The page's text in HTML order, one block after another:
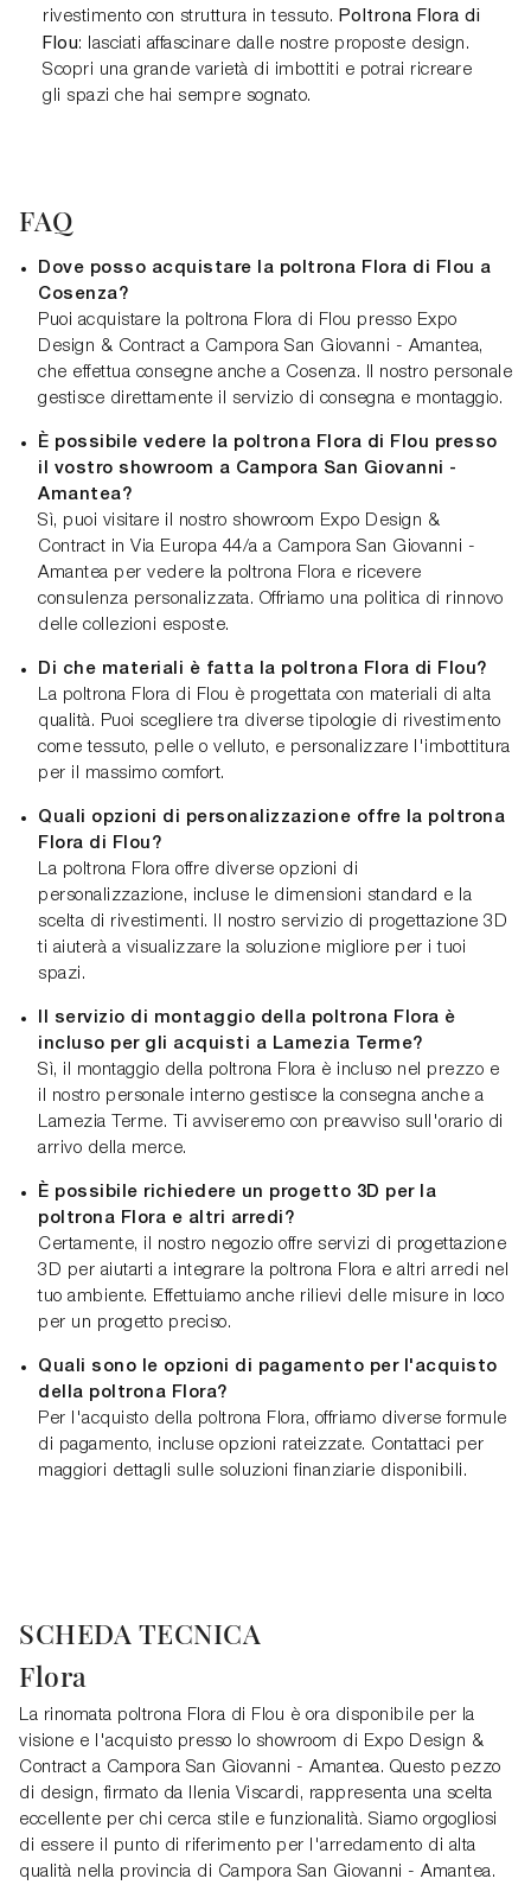
rivestimento con struttura in tessuto. Poltrona Flora di
Flou: lasciati affascinare dalle nostre proposte design.
Scopri una grande varietà di imbottiti e potrai ricreare
gli spazi che hai sempre sognato.
FAQ
Dove posso acquistare la poltrona Flora di Flou a
Cosenza?
Puoi acquistare la poltrona Flora di Flou presso Expo
Design & Contract a Campora San Giovanni - Amantea,
che effettua consegne anche a Cosenza. Il nostro personale
gestisce direttamente il servizio di consegna e montaggio.
È possibile vedere la poltrona Flora di Flou presso
il vostro showroom a Campora San Giovanni -
Amantea?
Sì, puoi visitare il nostro showroom Expo Design &
Contract in Via Europa 44/a a Campora San Giovanni -
Amantea per vedere la poltrona Flora e ricevere
consulenza personalizzata. Offriamo una politica di rinnovo
delle collezioni esposte.
Di che materiali è fatta la poltrona Flora di Flou?
La poltrona Flora di Flou è progettata con materiali di alta
qualità. Puoi scegliere tra diverse tipologie di rivestimento
come tessuto, pelle o velluto, e personalizzare l'imbottitura
per il massimo comfort.
Quali opzioni di personalizzazione offre la poltrona
Flora di Flou?
La poltrona Flora offre diverse opzioni di
personalizzazione, incluse le dimensioni standard e la
scelta di rivestimenti. Il nostro servizio di progettazione 3D
ti aiuterà a visualizzare la soluzione migliore per i tuoi
spazi.
Il servizio di montaggio della poltrona Flora è
incluso per gli acquisti a Lamezia Terme?
Sì, il montaggio della poltrona Flora è incluso nel prezzo e
il nostro personale interno gestisce la consegna anche a
Lamezia Terme. Ti avviseremo con preavviso sull'orario di
arrivo della merce.
È possibile richiedere un progetto 3D per la
poltrona Flora e altri arredi?
Certamente, il nostro negozio offre servizi di progettazione
3D per aiutarti a integrare la poltrona Flora e altri arredi nel
tuo ambiente. Effettuiamo anche rilievi delle misure in loco
per un progetto preciso.
Quali sono le opzioni di pagamento per l'acquisto
della poltrona Flora?
Per l'acquisto della poltrona Flora, offriamo diverse formule
di pagamento, incluse opzioni rateizzate. Contattaci per
maggiori dettagli sulle soluzioni finanziarie disponibili.
SCHEDA TECNICA
Flora
La rinomata poltrona Flora di Flou è ora disponibile per la
visione e l'acquisto presso lo showroom di Expo Design &
Contract a Campora San Giovanni - Amantea. Questo pezzo
di design, firmato da Ilenia Viscardi, rappresenta una scelta
eccellente per chi cerca stile e funzionalità. Siamo orgogliosi
di essere il punto di riferimento per l'arredamento di alta
qualità nella provincia di Campora San Giovanni - Amantea.